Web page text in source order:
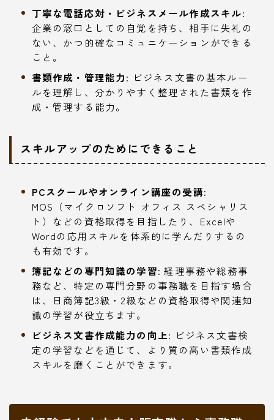
丁寧な電話応対・ビジネスメール作成スキル:
企業の窓口としての自覚を持ち、相手に失礼の
ない、かつ的確なコミュニケーションができる
こと。
書類作成・管理能力: ビジネス文書の基本ルー
ルを理解し、分かりやすく整理された書類を作
成・管理する能力。
スキルアップのためにできること
PCスクールやオンライン講座の受講:
MOS（マイクロソフト オフィス スペシャリス
ト）などの資格取得を目指したり、Excelや
Wordの応用スキルを体系的に学んだりするの
も有効です。
簿記などの専門知識の学習: 経理事務や総務事
務など、特定の専門分野の事務職を目指す場合
は、日商簿記3級・2級などの資格取得や関連知
識の学習が役立ちます。
ビジネス文書作成能力の向上: ビジネス文書検
定の学習などを通じて、より質の高い書類作成
スキルを磨くことができます。